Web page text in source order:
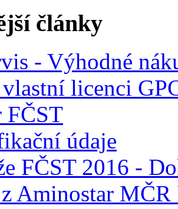
články
- Výhodné
licenci
údaje
FČST 2016 -
Aminostar MČR